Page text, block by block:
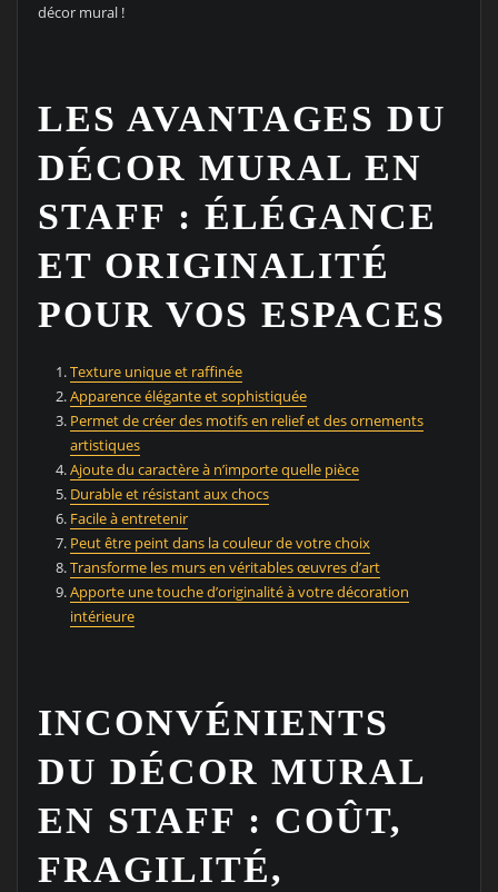
décor mural !
LES AVANTAGES DU
DÉCOR MURAL EN
STAFF : ÉLÉGANCE
ET ORIGINALITÉ
POUR VOS ESPACES
Texture unique et raffinée
Apparence élégante et sophistiquée
Permet de créer des motifs en relief et des ornements
artistiques
Ajoute du caractère à n’importe quelle pièce
Durable et résistant aux chocs
Facile à entretenir
Peut être peint dans la couleur de votre choix
Transforme les murs en véritables œuvres d’art
Apporte une touche d’originalité à votre décoration
intérieure
INCONVÉNIENTS
DU DÉCOR MURAL
EN STAFF : COÛT,
FRAGILITÉ,